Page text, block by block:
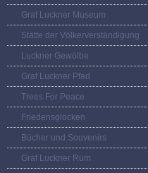
Graf Luckner Museum
Stätte der Völkerverständigung
Luckner Gewölbe
Graf Luckner Pfad
Trees For Peace
Friedensglocken
Bücher und Souvenirs
Graf Luckner Rum